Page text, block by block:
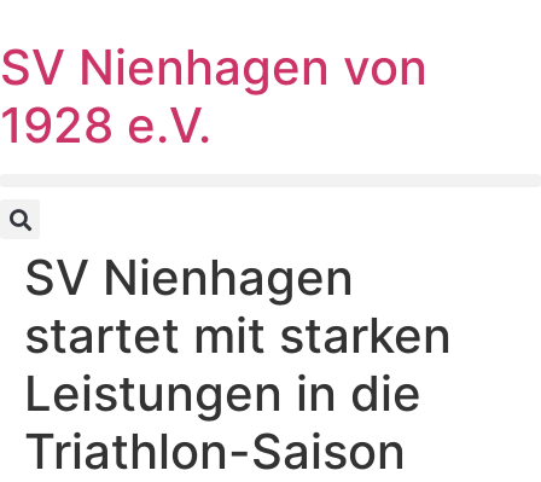
SV Nienhagen von
1928 e.V.
SV Nienhagen
startet mit starken
Leistungen in die
Triathlon-Saison